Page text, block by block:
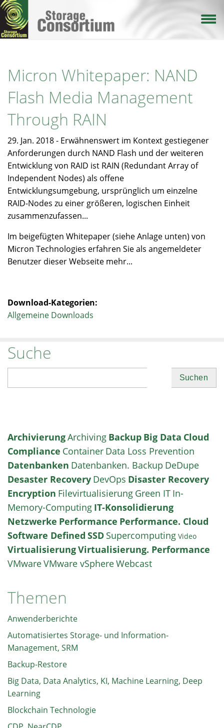
Direkt
zum
Inhalt
Micron Whitepaper: NAND
Flash Media Management
Through RAIN
29. Jan. 2018 - Erwähnenswert im Kontext gestiegener
Anforderungen durch NAND Flash und der weiteren
Entwicklung von RAID ist RAIN (Redundant Array of
Independent Nodes) als offene
Entwicklungsumgebung, ursprünglich um einzelne
RAID-Nodes zu einer größeren, logischen Einheit
zusammenzufassen...
Im beigefügten Whitepaper (siehe Anlage unten) von
Micron Technologies erfahren Sie als angemeldeter
Benutzer dieser Webseite mehr...
Download-Kategorien:
Allgemeine Downloads
Suche
ArchivierungArchiving Backup Big Data Cloud
Compliance Container Data Loss Prevention
Datenbanken Datenbanken. Backup DeDupe
Desaster Recovery DevOps Disaster Recovery
Encryption Filevirtualisierung Green IT In-
Memory-Computing IT-Konsolidierung
Netzwerke Performance Performance. Cloud
Software Defined SSD Supercomputing Video
VirtualisierungVirtualisierung. Performance
VMwareVMware vSphereWebcast
Themen
Anwenderberichte
Automatisiertes Storage- und Information-
Management, SRM
Backup-Restore
Big Data, Data Analytics, KI, Machine Learning, Deep
Learning
Blockchain Technologie